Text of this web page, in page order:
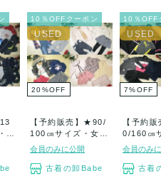
男
10％OFFクーポン
20%OFF
【予約販売】★90/
100㎝サイズ・女の
子・子供服...
会員のみに公開
古着の卸Babe
10％OFF
7%OFF
【予約
0/160㎝
の子・
会員のみ
古着